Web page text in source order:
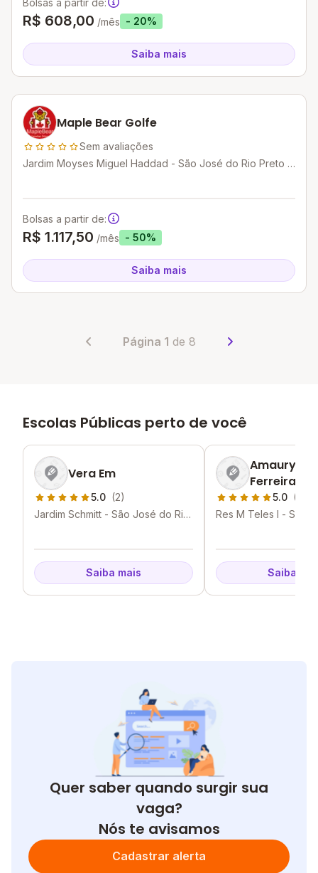
R$ 608,00 /mês - 20%
Saiba mais
Maple Bear Golfe
Sem avaliações
Jardim Moyses Miguel Haddad - São José do Rio Preto -
Bolsas a partir de:
R$ 1.117,50 /mês - 50%
Saiba mais
Página 1 de 8
Escolas Públicas perto de você
Vera Em
5.0 (2)
Jardim Schmitt - São José do Rio
Saiba mais
Amaury De
Ferreira
5.0 (2)
Res M Teles I - São
Saiba
Quer saber quando surgir sua
vaga?
Nós te avisamos
Cadastrar alerta